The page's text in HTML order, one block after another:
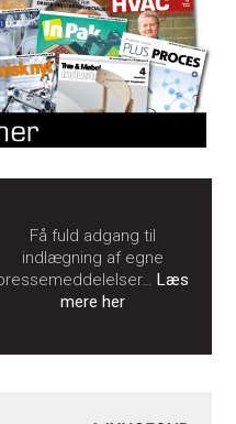
Få fuld adgang til
indlægning af egne
Læs
mere her